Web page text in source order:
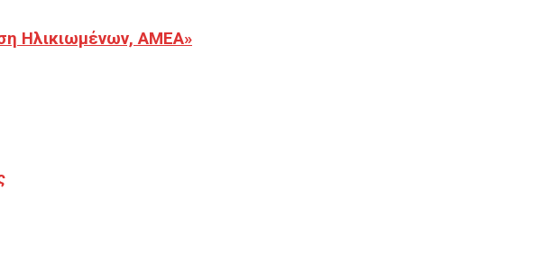
Ηλικιωμένων, ΑΜΕΑ»